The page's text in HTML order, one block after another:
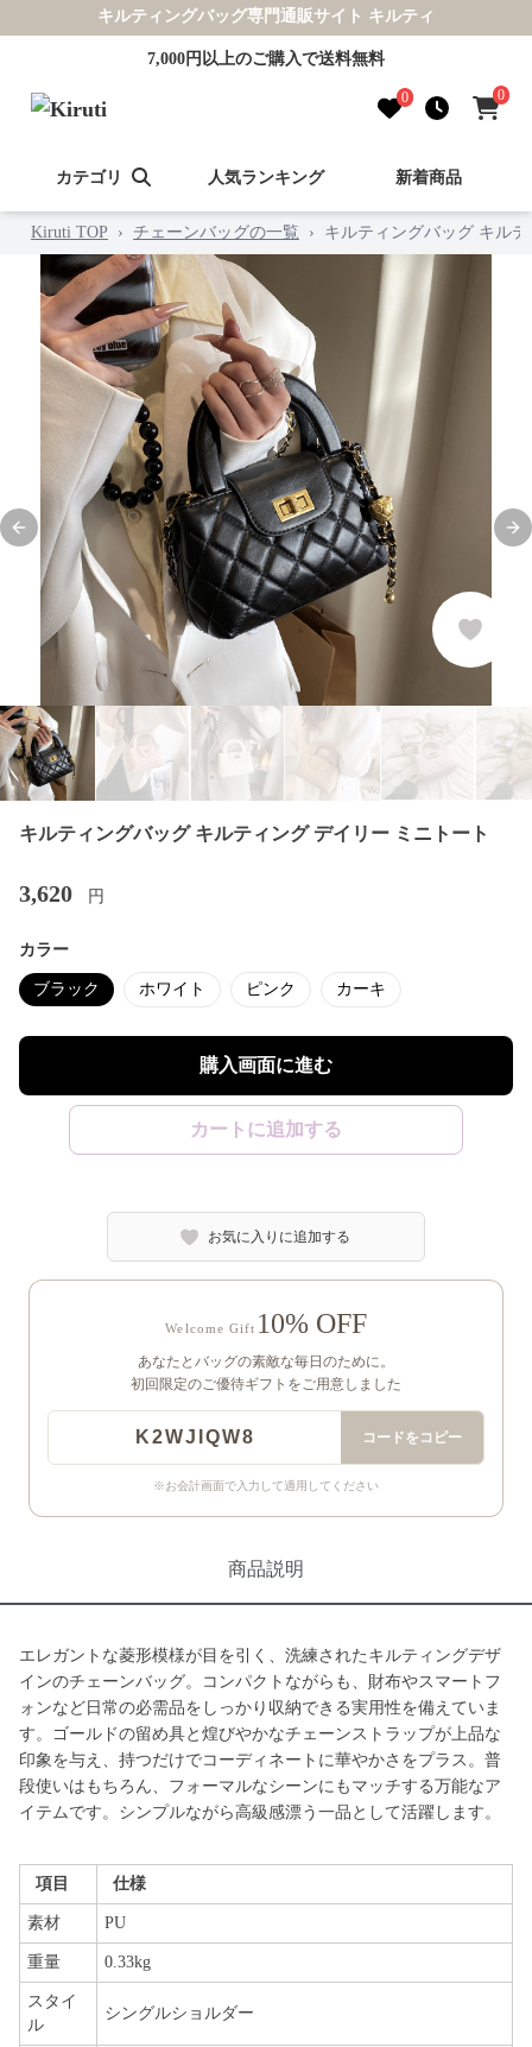
キルティングバッグ専門通販サイト キルティ
7,000円以上のご購入で送料無料
0 0
カテゴリ 人気ランキング 新着商品
Kiruti TOP › チェーンバッグの一覧 › キルティングバッグ キル
Previous slide
キルティングバッグ キルティング デイリー ミニトート
3,620 円
カラー
ブラック ホワイト ピンク カーキ
購入画面に進む
カートに追加する
お気に入りに追加する
Welcome Gift 10% OFF
あなたとバッグの素敵な毎日のために。
初回限定のご優待ギフトをご用意しました
K2WJIQW8 コードをコピー
※お会計画面で入力して適用してください
商品説明
エレガントな菱形模様が目を引く、洗練されたキルティングデザ
インのチェーンバッグ。コンパクトながらも、財布やスマートフ
ォンなど日常の必需品をしっかり収納できる実用性を備えていま
す。ゴールドの留め具と煌びやかなチェーンストラップが上品な
印象を与え、持つだけでコーディネートに華やかさをプラス。普
段使いはもちろん、フォーマルなシーンにもマッチする万能なア
イテムです。シンプルながら高級感漂う一品として活躍します。
項目 仕様
素材 PU
重量 0.33kg
スタイ
ル
シングルショルダー